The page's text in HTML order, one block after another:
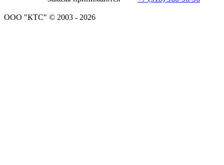
ООО "КТС" © 2003 - 2026